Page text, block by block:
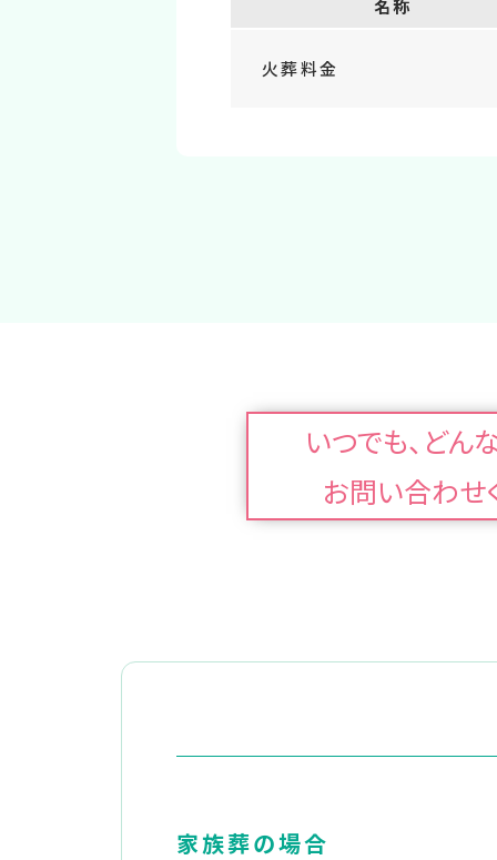
名称
火葬料金
いつでも、どん
お問い合わせ
家族葬の場合